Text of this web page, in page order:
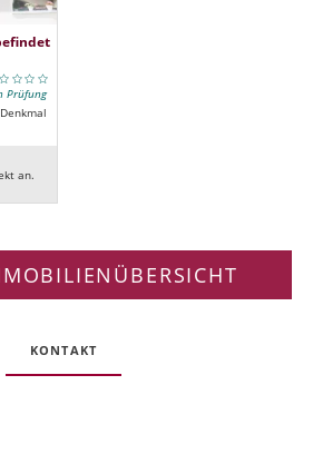
Prüfung
Denkmal
an.
KONTAKT